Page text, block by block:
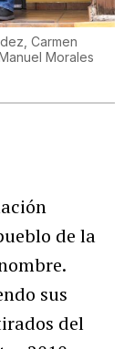
Carmen
Morales
de la
sus
del